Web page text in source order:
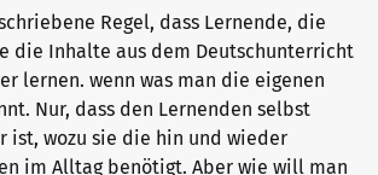
examination centres
Responsibilities
phases
Regel, dass Lernende, die
die Inhalte aus dem Deutschunterricht
lernen. wenn was man die eigenen
Nur, dass den Lernenden selbst
ist, wozu sie die hin und wieder
im Alltag benötigt. Aber wie will man